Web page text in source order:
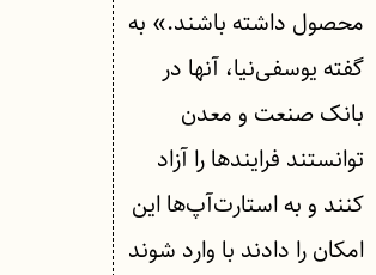
محصول داشته باشند.» به
گفته یوسفی‌نیا، آنها در
بانک صنعت و معدن
توانستند فرایندها را آزاد
کنند و به استارت‌آپ‌ها این
امکان را دادند با وارد شوند